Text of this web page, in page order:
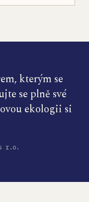
kterým se
se plně své
ekologii si
s r.o.